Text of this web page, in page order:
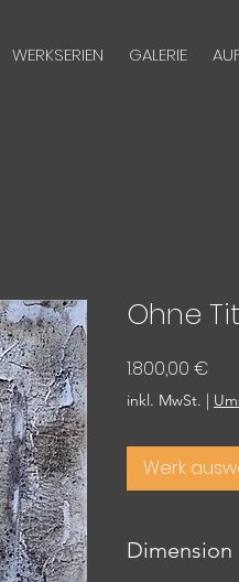
WERKSERIEN GALERIE
Ohne
1.800,00 €
inkl. MwSt. |
Werk
Dimension